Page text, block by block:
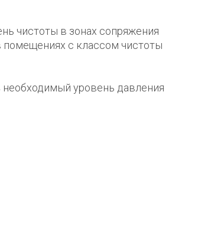
чистоты в зонах сопряжения
с классом чистоты
уровень давления